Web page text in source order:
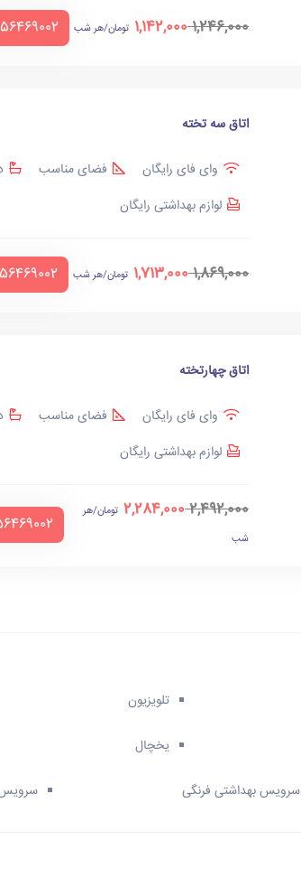
1,246,000
1,142,000 تومان/هر شب
اتاق سه تخته
وای فای رایگان فضای مناسب
لوازم بهداشتی رایگان
1,869,000
1,713,000 تومان/هر شب
اتاق چهارتخته
وای فای رایگان فضای مناسب
لوازم بهداشتی رایگان
2,492,000
2,284,000 تومان/هر
شب
تلویزیون
یخچال
سرویس بهداشتی فرنگی سرویس